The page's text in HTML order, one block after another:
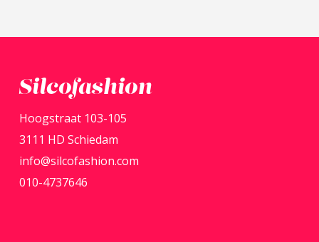
Silcofashion
Hoogstraat 103-105
3111 HD Schiedam
info@silcofashion.com
010-4737646